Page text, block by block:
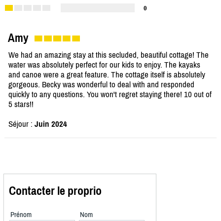
0
Amy
We had an amazing stay at this secluded, beautiful cottage! The
water was absolutely perfect for our kids to enjoy. The kayaks
and canoe were a great feature. The cottage itself is absolutely
gorgeous. Becky was wonderful to deal with and responded
quickly to any questions. You won't regret staying there! 10 out of
5 stars!!
Séjour : Juin 2024
Contacter le proprio
Prénom Nom